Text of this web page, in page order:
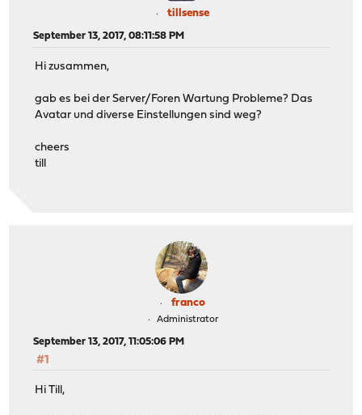
tillsense
September 13, 2017, 08:11:58 PM
Hi zusammen,
gab es bei der Server/Foren Wartung Probleme? Das
Avatar und diverse Einstellungen sind weg?
cheers
till
franco
Administrator
September 13, 2017, 11:05:06 PM
#1
Hi Till,